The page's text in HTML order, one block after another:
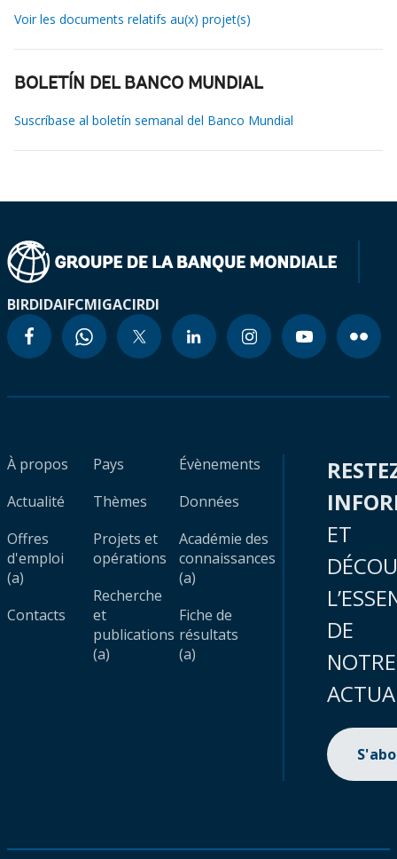
Voir les documents relatifs au(x) projet(s)
BOLETÍN DEL BANCO MUNDIAL
Suscríbase al boletín semanal del Banco Mundial
BIRDIDAIFCMIGACIRDI
À propos
Actualité
Offres
d'emploi
(a)
Contacts
Pays
Thèmes
Projets et
opérations
Recherche
et
publications
(a)
Évènements
Données
Académie des
connaissances
(a)
Fiche de
résultats
(a)
ET
DE
NOTRE